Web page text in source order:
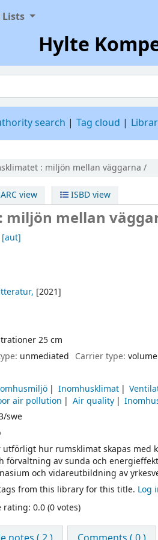
Lists
Hylte
search Tag cloud
: miljön mellan väggarna /
view ISBD view
miljön mellan
[aut]
[2021]
25 cm
unmediated Carrier type: volume
Inomhusklimat
air pollution Air quality
swe
utförligt hur rumsklimat skapas med
förvaltning av sunda och
och vidareutbildning av
from this library for this title. Log
rating: 0.0 (0 votes)